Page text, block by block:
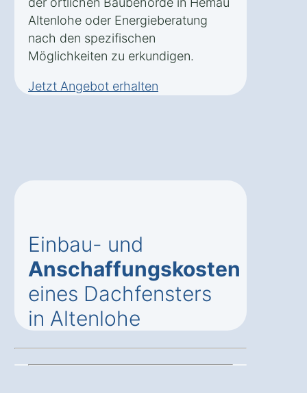
Altenlohe oder Energieberatung
nach den spezifischen
Möglichkeiten zu erkundigen.
Jetzt Angebot erhalten
Einbau- und
Anschaffungskosten
eines Dachfensters
in Altenlohe